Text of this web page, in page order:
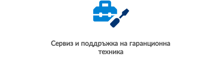
Сервиз и поддръжка на гаранционна
техника